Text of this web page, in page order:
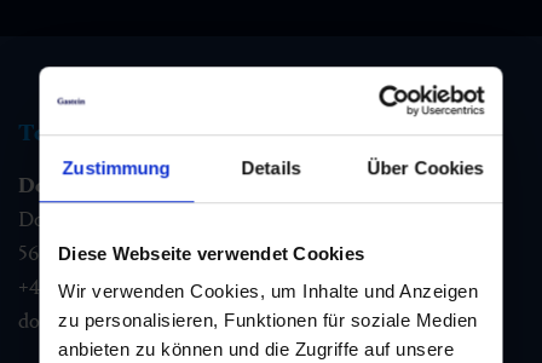
Zustimmung Details Über Cookies
Diese Webseite verwendet Cookies
Wir verwenden Cookies, um Inhalte und Anzeigen
zu personalisieren, Funktionen für soziale Medien
anbieten zu können und die Zugriffe auf unsere
Tourismus Information
Dorfgastein
Dorfstraße 1,
5632 Dorfgastein
+43 6432 3393 460
dorfgastein@gastein.com